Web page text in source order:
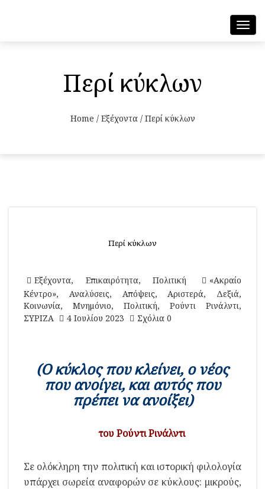
Περί κύκλων
Home / Εξέχοντα / Περί κύκλων
Περί κύκλων
Εξέχοντα, Επικαιρότητα,Πολιτική
«Ακραίο
Κέντρο», Αναλύσεις, Απόψεις,Αριστερά, Δεξιά,
Κοινωνία, Μνημόνιο, Πολιτική, Ρούντι Ρινάλντι,
ΣΥΡΙΖΑ
4 Ιουλίου 2023 Σχόλια 0
(Ο κύκλος που κλείνει, ο νέος
που ανοίγει, και αυτός που
πρέπει να ανοίξει)
του Ρούντι Ρινάλντι
Σε ολόκληρη την πολιτική και ιστορική φιλολογία
υπάρχει σωρεία αναφορών σε κύκλους: μικρούς,